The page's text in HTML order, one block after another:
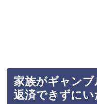
家族がギャン
返済できずにい